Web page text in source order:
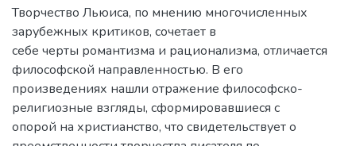
Творчество Льюиса, по мнению многочисленных
зарубежных критиков, сочетает в
себе черты романтизма и рационализма, отличается
философской направленностью. В его
произведениях нашли отражение философско-
религиозные взгляды, сформировавшиеся с
опорой на христианство, что свидетельствует о